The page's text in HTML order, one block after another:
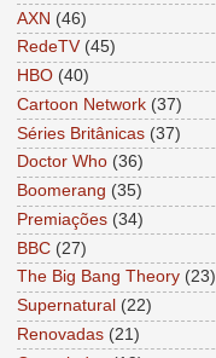
AXN (46)
RedeTV (45)
HBO (40)
Cartoon Network (37)
Séries Britânicas (37)
Doctor Who (36)
Boomerang (35)
Premiações (34)
BBC (27)
The Big Bang Theory (23)
Supernatural (22)
Renovadas (21)